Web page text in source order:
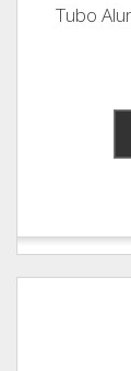
Tubo